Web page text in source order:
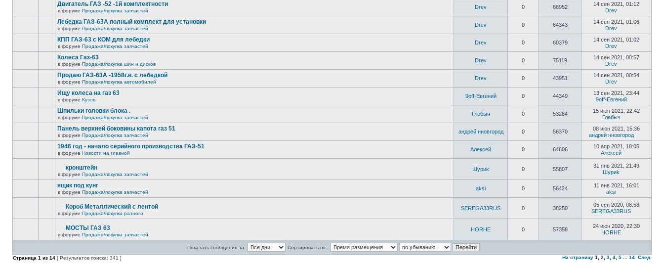
Двигатель ГАЗ -52 -1й комплектности
в форуме Продажа/покупка запчастей
Drev 0 66952
14 сен 2021, 01:12
Drev
Лебедка ГАЗ-63А полный комплект для установки
в форуме Продажа/покупка запчастей
Drev 0 64343
14 сен 2021, 01:06
Drev
КПП ГАЗ-63 с КОМ для лебедки
в форуме Продажа/покупка запчастей
Drev 0 60379
14 сен 2021, 01:02
Drev
Колеса Газ-63
в форуме Продажа/покупка шин и дисков
Drev 0 75119
14 сен 2021, 00:57
Drev
Продаю ГАЗ-63А -1958г.в. с лебедкой
в форуме Продажа/покупка автомобилей
Drev 0 43951
14 сен 2021, 00:54
Drev
Ищу колеса на газ 63
в форуме Кузов
9off-Евгений 0 44349
13 сен 2021, 23:44
9off-Евгений
Шпильки головки блока .
в форуме Продажа/покупка запчастей
Глебыч 0 53284
15 июн 2021, 22:42
Глебыч
Панель верхней боковины капота газ 51
в форуме Продажа/покупка запчастей
андрей нновгород 0 56370
08 июн 2021, 15:36
андрей нновгород
1946 год - начало серийного производства ГАЗ-51
в форуме Новости на главной
Алексей 0 64606
10 апр 2021, 18:05
Алексей
кронштейн
в форуме Продажа/покупка запчастей
Шyриk 0 55807
31 янв 2021, 21:49
Шyриk
ящик под кунг
в форуме Продажа/покупка запчастей
aksi 0 56424
11 янв 2021, 16:01
aksi
Короб Металлический с лентой
в форуме Продажа/покупка разного
SEREGA33RUS 0 38250
05 сен 2020, 08:58
SEREGA33RUS
МОСТЫ ГАЗ 63
в форуме Продажа/покупка запчастей
HORHE 0 57358
24 июн 2020, 22:30
HORHE
Показать сообщения за:
Сортировать по::
Страница 1 из 14 [ Результатов поиска: 341 ] На страницу 1 2 3 4 5 14 След.